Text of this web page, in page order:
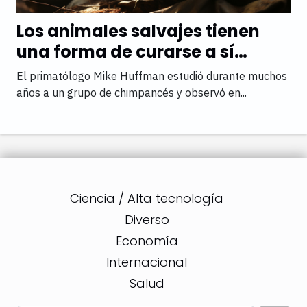
Los animales salvajes tienen
una forma de curarse a sí
mismos
El primatólogo Mike Huffman estudió durante muchos
años a un grupo de chimpancés y observó en...
Ciencia / Alta tecnología
Diverso
Economía
Internacional
Salud